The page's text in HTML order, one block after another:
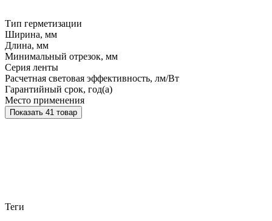
Тип герметизации
Ширина, мм
Длина, мм
Минимальный отрезок, мм
Серия ленты
Расчетная световая эффективность, лм/Вт
Гарантийный срок, год(а)
Место применения
Показать 41 товар
Теги